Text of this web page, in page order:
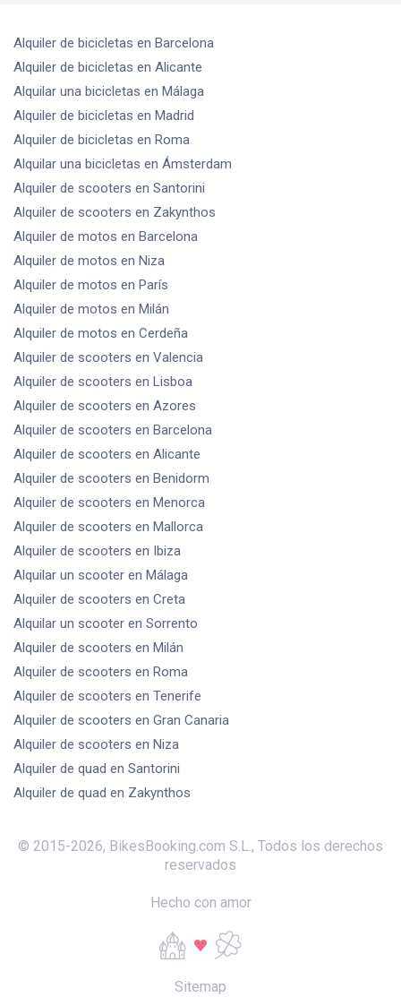
Alquiler de bicicletas en Barcelona
Alquiler de bicicletas en Alicante
Alquilar una bicicletas en Málaga
Alquiler de bicicletas en Madrid
Alquiler de bicicletas en Roma
Alquilar una bicicletas en Ámsterdam
Alquiler de scooters en Santorini
Alquiler de scooters en Zakynthos
Alquiler de motos en Barcelona
Alquiler de motos en Niza
Alquiler de motos en París
Alquiler de motos en Milán
Alquiler de motos en Cerdeña
Alquiler de scooters en Valencia
Alquiler de scooters en Lisboa
Alquiler de scooters en Azores
Alquiler de scooters en Barcelona
Alquiler de scooters en Alicante
Alquiler de scooters en Benidorm
Alquiler de scooters en Menorca
Alquiler de scooters en Mallorca
Alquiler de scooters en Ibiza
Alquilar un scooter en Málaga
Alquiler de scooters en Creta
Alquilar un scooter en Sorrento
Alquiler de scooters en Milán
Alquiler de scooters en Roma
Alquiler de scooters en Tenerife
Alquiler de scooters en Gran Canaria
Alquiler de scooters en Niza
Alquiler de quad en Santorini
Alquiler de quad en Zakynthos
© 2015-2026, BikesBooking.com S.L. , Todos los derechos
reservados
Hecho con amor
Sitemap